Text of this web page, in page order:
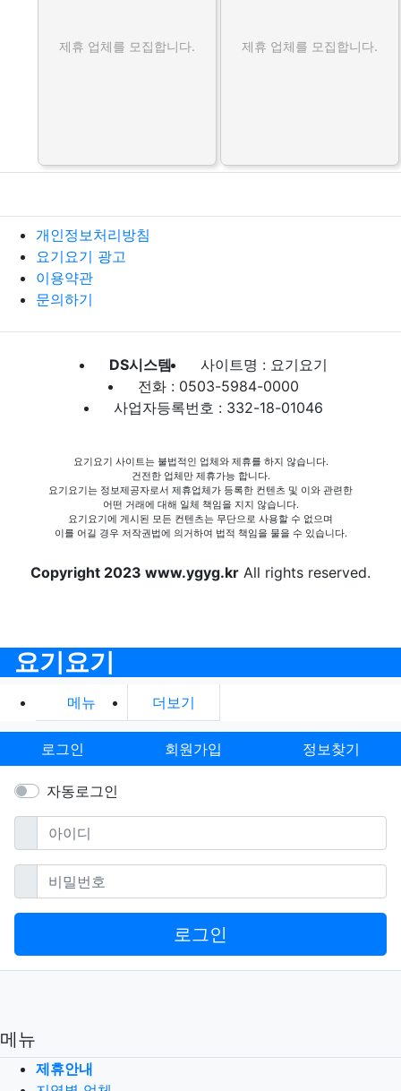
제휴 업체를 모집합니다. 제휴 업체를 모집합니다.
개인정보처리방침
요기요기 광고
이용약관
문의하기
DS시스템
사이트명 : 요기요기
전화 : 0503-5984-0000
사업자등록번호 : 332-18-01046
요기요기 사이트는 불법적인 업체와 제휴를 하지 않습니다.
건전한 업체만 제휴가능 합니다.
요기요기는 정보제공자로서 제휴업체가 등록한 컨텐츠 및 이와 관련한
어떤 거래에 대해 일체 책임을 지지 않습니다.
요기요기에 게시된 모든 컨텐츠는 무단으로 사용할 수 없으며
이를 어길 경우 저작권법에 의거하여 법적 책임을 물을 수 있습니다.
Copyright 2023 www.ygyg.kr All rights reserved.
요기요기
메뉴 더보기
로그인 회원가입 정보찾기
자동로그인
아이디필수
비밀번호필수
로그인
메뉴
제휴안내